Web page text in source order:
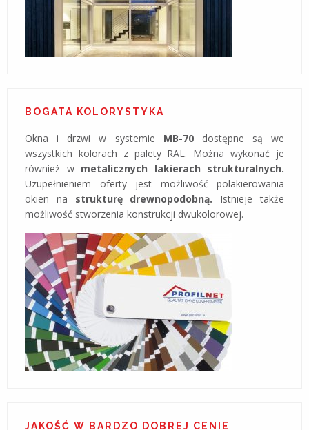
BOGATA KOLORYSTYKA
Okna i drzwi w systemie MB-70dostępne są we
wszystkich kolorach z palety RAL. Można wykonać je
również w metalicznych lakierach strukturalnych.
Uzupełnieniem oferty jest możliwość polakierowania
okien na strukturę drewnopodobną. Istnieje także
możliwość stworzenia konstrukcji dwukolorowej.
JAKOŚĆ W BARDZO DOBREJ CENIE